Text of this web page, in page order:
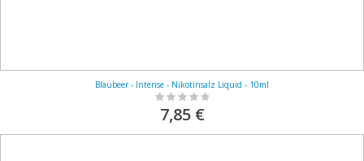
Blaubeer - Intense - Nikotinsalz Liquid - 10ml
Rating:
0%
7,85 €